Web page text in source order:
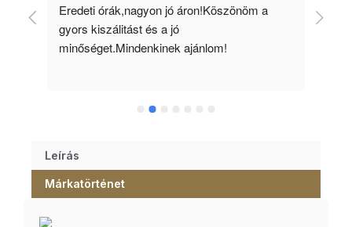
Eredeti órák,nagyon jó áron!Köszönöm a
gyors kiszálitást és a jó
minőséget.Mindenkinek ajánlom!
Leírás
Márkatörténet